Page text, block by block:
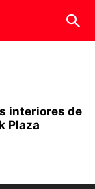
interiores de
Plaza